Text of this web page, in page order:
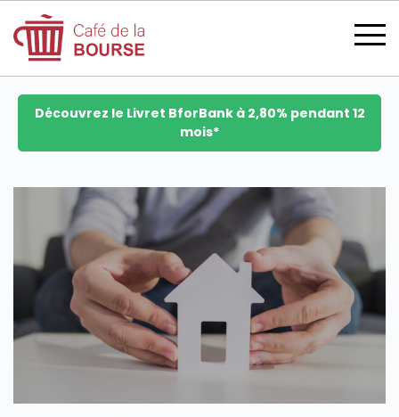
se connecter
devenir membre
CATÉGORIES
Découvrez le Livret BforBank à 2,80% pendant 12
mois*